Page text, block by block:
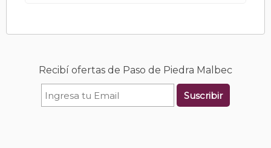
Recibí ofertas de Paso de Piedra Malbec
Suscribir